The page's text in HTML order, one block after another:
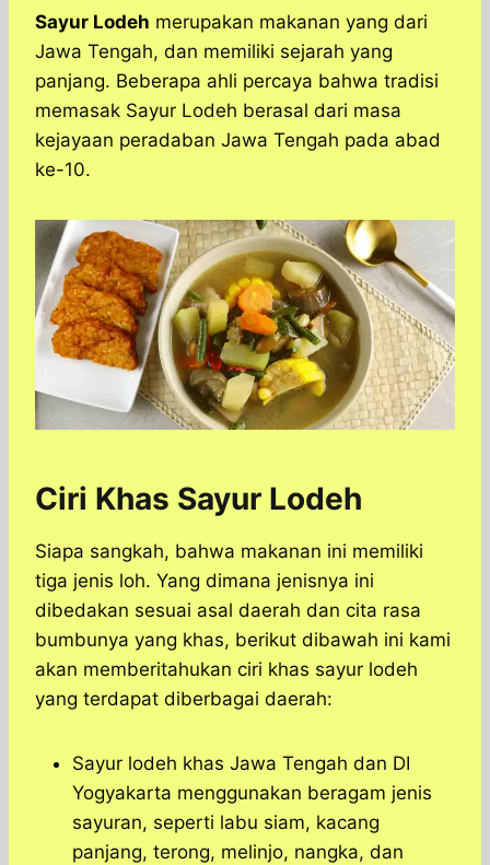
a
t
s
A
p
p
c
e
o
o
k
s
s
n
g
e
l
e
r
a
m
y
p
n
e
Sayur Lodeh merupakan makanan yang dari
Jawa Tengah, dan memiliki sejarah yang
panjang. Beberapa ahli percaya bahwa tradisi
memasak Sayur Lodeh berasal dari masa
kejayaan peradaban Jawa Tengah pada abad
ke-10.
Ciri Khas Sayur Lodeh
Siapa sangkah, bahwa makanan ini memiliki
tiga jenis loh. Yang dimana jenisnya ini
dibedakan sesuai asal daerah dan cita rasa
bumbunya yang khas, berikut dibawah ini kami
akan memberitahukan ciri khas sayur lodeh
yang terdapat diberbagai daerah:
Sayur lodeh khas Jawa Tengah dan DI
Yogyakarta menggunakan beragam jenis
sayuran, seperti labu siam, kacang
panjang, terong, melinjo, nangka, dan